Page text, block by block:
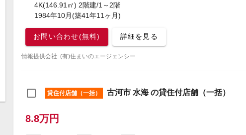
4K(146.91㎡) 2階建/1～2階
1984年10月(築41年11ヶ月)
お問い合わせ(無料) 詳細を見る
情報提供会社: (有)住まいのエージェンシー
貸住付店舗（一括） 古河市 水海 の貸住付店舗（一括）
8.8万円